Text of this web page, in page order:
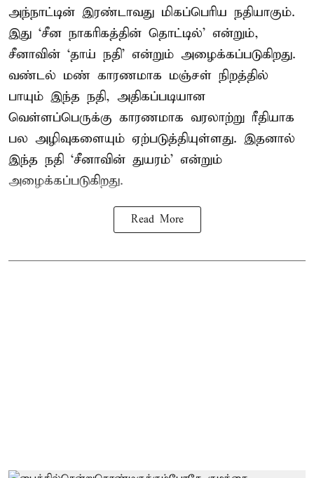
அந்நாட்டின் இரண்டாவது மிகப்பெரிய நதியாகும்.
இது ‘சீன நாகரிகத்தின் தொட்டில்’ என்றும்,
சீனாவின் ‘தாய் நதி’ என்றும் அழைக்கப்படுகிறது.
வண்டல் மண் காரணமாக மஞ்சள் நிறத்தில்
பாயும் இந்த நதி, அதிகப்படியான
வெள்ளப்பெருக்கு காரணமாக வரலாற்று ரீதியாக
பல அழிவுகளையும் ஏற்படுத்தியுள்ளது. இதனால்
இந்த நதி ‘சீனாவின் துயரம்’ என்றும்
அழைக்கப்படுகிறது.
Read More